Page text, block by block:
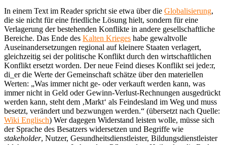
In einem Text im Reader spricht sie etwa über die Globalisierung,
die sie nicht für eine friedliche Lösung hielt, sondern für eine
Verlagerung der bestehenden Konflikte in andere gesellschaftliche
Bereiche. Das Ende des Kalten Krieges habe gewaltvolle
Auseinandersetzungen regional auf kleinere Staaten verlagert,
gleichzeitig sei der politische Konflikt durch den wirtschaftlichen
Konflikt ersetzt worden. Der neue Feind dieses Konflikt sei jede:r,
di_er die Werte der Gemeinschaft schätze über den materiellen
Werten: „Was immer nicht ge- oder verkauft werden kann, was
immer nicht in Geld oder Gewinn-Verlust-Rechnungen ausgedrückt
werden kann, steht dem ‚Markt‘ als Feindesland im Weg und muss
besetzt, verändert und bezwungen werden.“ (übersetzt nach Quelle:
Wiki Englisch) Wer dagegen Widerstand leisten wolle, müsse sich
der Sprache des Besatzers widersetzen und Begriffe wie
stakeholder, Nutzer, Gesundheitsdienstleister, Bildungsdienstleister